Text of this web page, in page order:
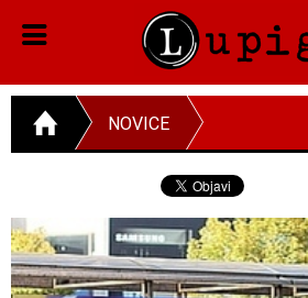
NOVICE